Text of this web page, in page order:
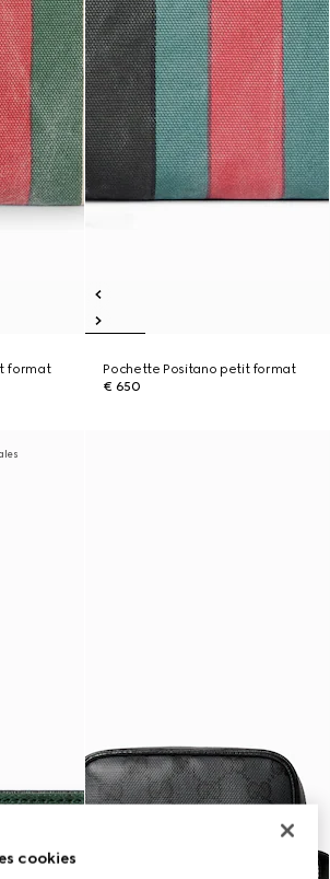
format
Pochette Positano petit format
€ 650
cookies